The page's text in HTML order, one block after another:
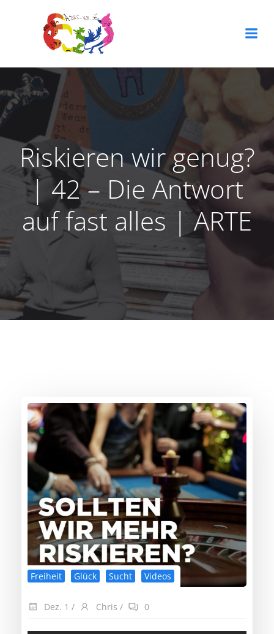
Riskieren wir genug?
| 42 – Die Antwort
auf fast alles | ARTE
Freiheit Glück Sucht Videos
Dez. 1 / Chris / 0